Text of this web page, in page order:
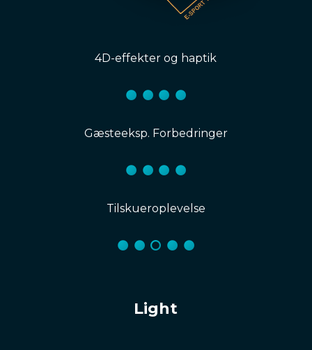
4D-effekter og haptik
Gæsteeksp. Forbedringer
Tilskueroplevelse
Light